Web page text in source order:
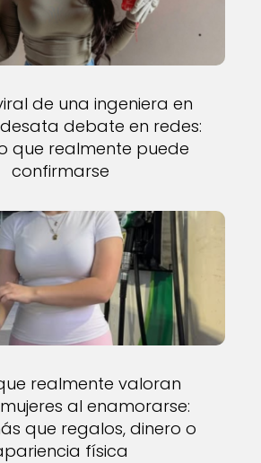
de una ingeniera en
debate en redes:
que realmente puede
confirmarse
realmente valoran
al enamorarse:
que regalos, dinero o
física